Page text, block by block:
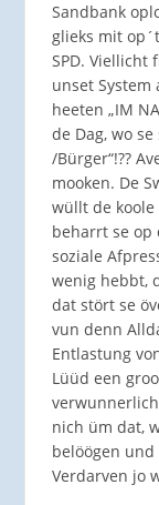
Sandbank
glieks mit
SPD. Viellicht
unset
heeten „IM
de Dag, wo
/Bürger“!??
mooken. De
wüllt de koole
beharrt se op
soziale
wenig hebbt,
dat stört se
vun denn
Entlastung
Lüüd een
nich üm dat,
belöögen
Verdarven jo